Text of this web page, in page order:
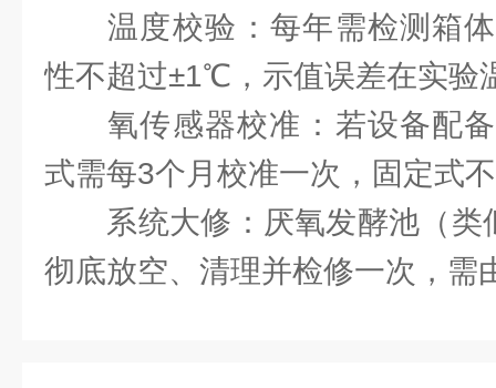
温度校验‌：每年需检测箱
性不超过±1℃，示值误差在实验
氧传感器校准‌：若设备配
式需每3个月校准一次，固定式
系统大修‌：厌氧发酵池（
彻底放空、清理并检修一次，需